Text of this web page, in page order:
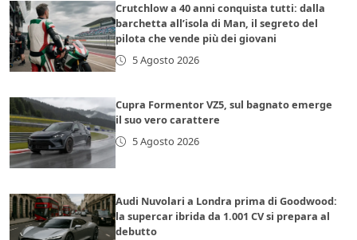
Crutchlow a 40 anni conquista tutti: dalla
barchetta all’isola di Man, il segreto del
pilota che vende più dei giovani
5 Agosto 2026
Cupra Formentor VZ5, sul bagnato emerge
il suo vero carattere
5 Agosto 2026
Audi Nuvolari a Londra prima di Goodwood:
la supercar ibrida da 1.001 CV si prepara al
debutto